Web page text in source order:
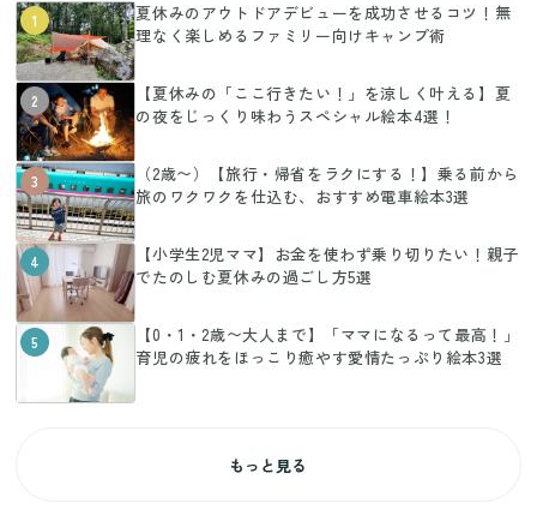
1
夏休みのアウトドアデビューを成功させるコツ！無
理なく楽しめるファミリー向けキャンプ術
2
【夏休みの「ここ行きたい！」を涼しく叶える】夏
の夜をじっくり味わうスペシャル絵本4選！
3
（2歳〜）【旅行・帰省をラクにする！】乗る前から
旅のワクワクを仕込む、おすすめ電車絵本3選
4
【小学生2児ママ】お金を使わず乗り切りたい！親子
でたのしむ夏休みの過ごし方5選
5
【0・1・2歳〜大人まで】「ママになるって最高！」
育児の疲れをほっこり癒やす愛情たっぷり絵本3選
もっと見る